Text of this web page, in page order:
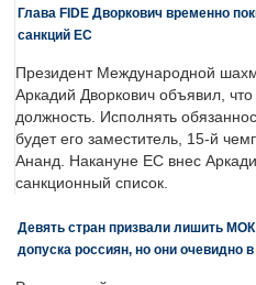
Глава FIDE Дворкович временно
санкций ЕС
Президент Международной
Аркадий Дворкович объявил,
должность. Исполнять
будет его заместитель, 15-й
Ананд. Накануне ЕС внес
санкционный список.
Девять стран призвали лишить
допуска россиян, но они очевидно